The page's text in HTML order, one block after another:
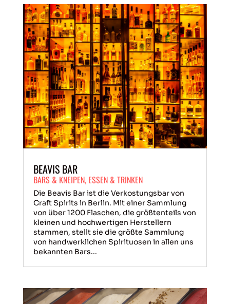
BEAVIS BAR
BARS & KNEIPEN, ESSEN & TRINKEN
Die Beavis Bar ist die Verkostungsbar von
Craft Spirits in Berlin. Mit einer Sammlung
von über 1200 Flaschen, die größtenteils von
kleinen und hochwertigen Herstellern
stammen, stellt sie die größte Sammlung
von handwerklichen Spirituosen in allen uns
bekannten Bars...